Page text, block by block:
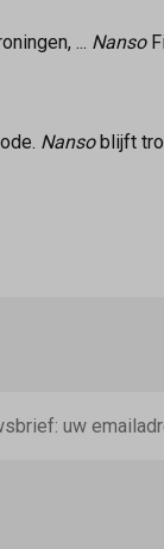
... Nanso
Nansoblijft